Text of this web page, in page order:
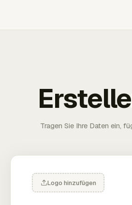
Tragen Sie Ihre Daten ein,
Logo hinzufügen